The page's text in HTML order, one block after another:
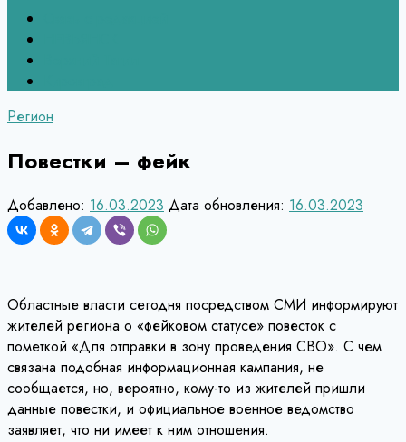
Регион
Повестки – фейк
Добавлено: 16.03.2023 Дата обновления: 16.03.2023
Областные власти сегодня посредством СМИ информируют
жителей региона о «фейковом статусе» повесток с
пометкой «Для отправки в зону проведения СВО». С чем
связана подобная информационная кампания, не
сообщается, но, вероятно, кому-то из жителей пришли
данные повестки, и официальное военное ведомство
заявляет, что ни имеет к ним отношения.